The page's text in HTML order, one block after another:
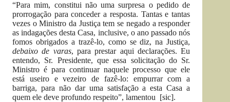
“Para mim, constitui não uma surpresa o pedido de
prorrogação para conceder a resposta. Tantas e tantas
vezes o Ministro da Justiça tem se negado a responder
as indagações desta Casa, inclusive, o ano passado nós
fomos obrigados a trazê-lo, como se diz, na Justiça,
debaixo de varas, para prestar aqui declarações. Eu
entendo, Sr. Presidente, que essa solicitação do Sr.
Ministro é para continuar naquele processo que ele
está useiro e vezeiro de fazê-lo: empurrar com a
barriga, para não dar uma satisfação a esta Casa a
quem ele deve profundo respeito”, lamentou [sic].